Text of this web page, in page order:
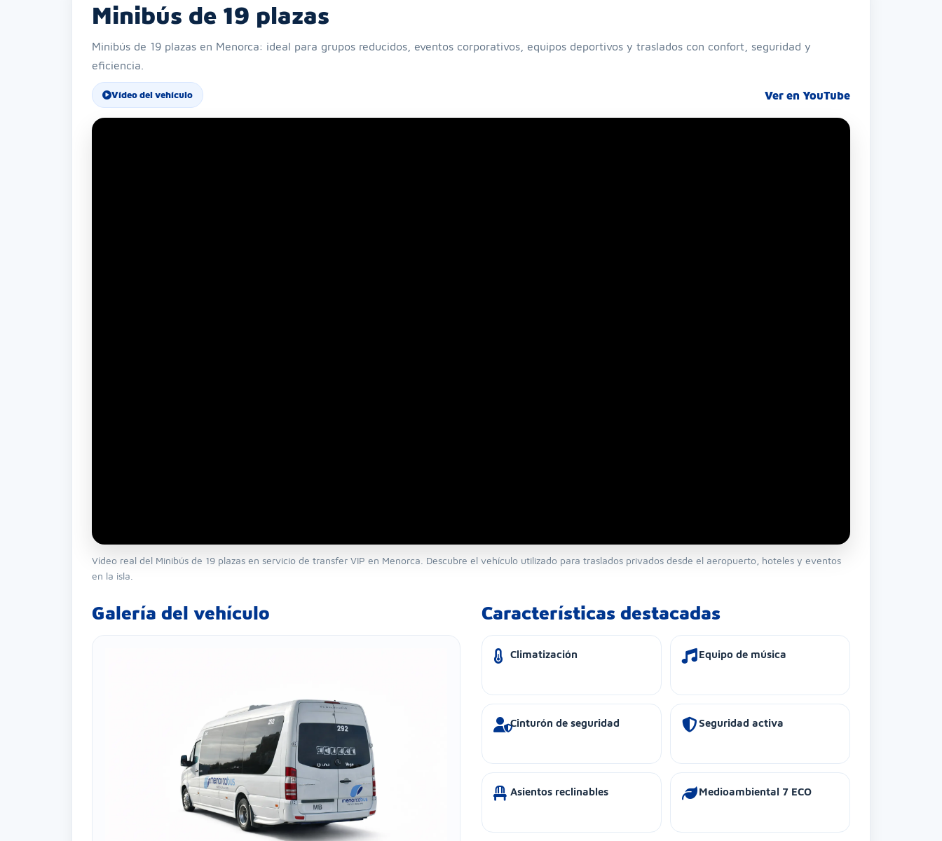
Minibús de 19 plazas
Minibús de 19 plazas en Menorca: ideal para grupos reducidos, eventos corporativos, equipos deportivos y traslados con confort, seguridad y
eficiencia.
Vídeo del vehículo Ver en YouTube
Vídeo real del Minibús de 19 plazas en servicio de transfer VIP en Menorca. Descubre el vehículo utilizado para traslados privados desde el aeropuerto, hoteles y eventos
en la isla.
Galería del vehículo Características destacadas
Climatización Equipo de música
Cinturón de seguridad Seguridad activa
Asientos reclinables Medioambiental 7 ECO